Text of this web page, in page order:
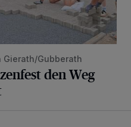
Gubberath
den Weg